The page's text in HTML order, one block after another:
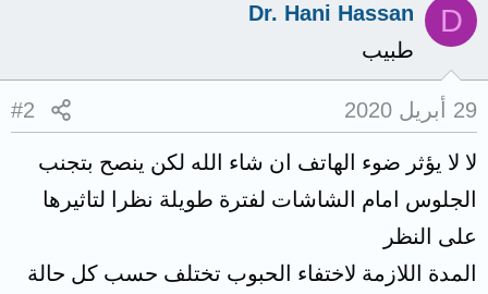
D
Dr. Hani Hassan
طبيب
29 أبريل 2020 #2
لا لا يؤثر ضوء الهاتف ان شاء الله لكن ينصح بتجنب
الجلوس امام الشاشات لفترة طويلة نظرا لتاثيرها
على النظر
المدة اللازمة لاختفاء الحبوب تختلف حسب كل حالة